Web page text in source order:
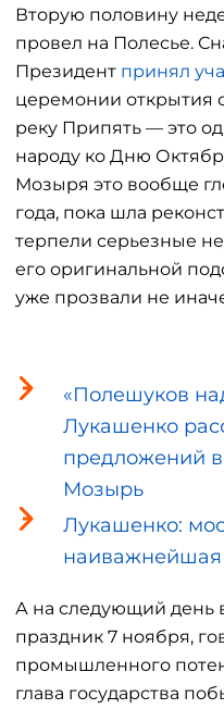
Вторую половину
провел на Полесье.
Президент принял
церемонии открытия
реку Припять — это
народу ко Дню
Мозыря это вообще
года, пока шла
терпели серьезные
его оригинальной
уже прозвали не
«Полешуков
Лукашенко
предложений
Мозырь
Лукашенко:
наиважнейшая
А на следующий день
праздник 7 ноября,
промышленного
глава государства